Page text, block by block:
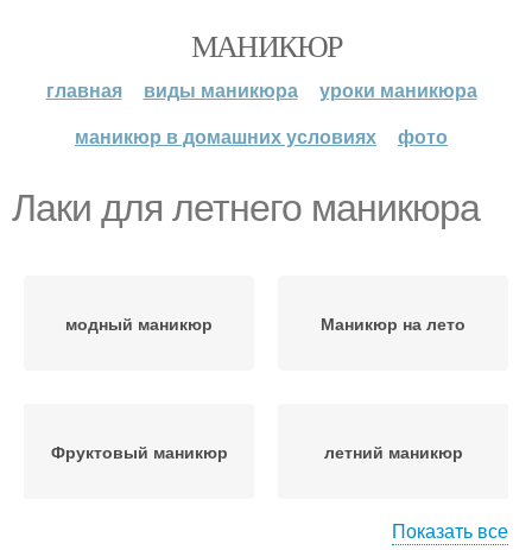
МАНИКЮР
главная виды маникюра
уроки маникюра
маникюр в домашних условиях
фото
Лаки для летнего маникюра
модный маникюр Маникюр на лето
Фруктовый маникюр летний маникюр
Показать все